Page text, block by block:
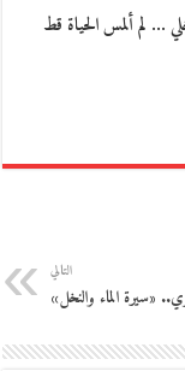
… لم ألمس الحياة قط
التالي
«سيرة الماء والنخل»